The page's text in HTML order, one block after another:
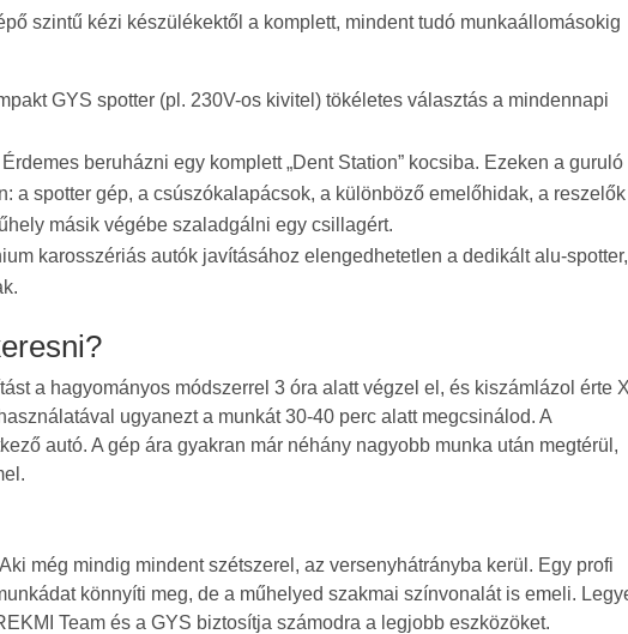
szintű kézi készülékektől a komplett, mindent tudó munkaállomásokig
GYS spotter (pl. 230V-os kivitel) tökéletes választás a mindennapi
Érdemes beruházni egy komplett „Dent Station” kocsiba. Ezeken a guruló
a spotter gép, a csúszókalapácsok, a különböző emelőhidak, a
másik végébe szaladgálni egy csillagért.
karosszériás autók javításához elengedhetetlen a dedikált alu-spotter,
a hagyományos módszerrel 3 óra alatt végzel el, és kiszámlázol érte X
használatával ugyanezt a munkát 30-40 perc alatt megcsinálod. A
autó. A gép ára gyakran már néhány nagyobb munka után megtérül,
még mindig mindent szétszerel, az versenyhátrányba kerül. Egy profi
könnyíti meg, de a műhelyed szakmai színvonalát is emeli.
Team és a GYS biztosítja számodra a legjobb eszközöket.